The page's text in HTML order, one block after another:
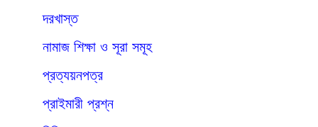
দরখাস্ত
নামাজ শিক্ষা ও সূরা সমূহ
প্রত্যয়নপত্র
প্রাইমারী প্রশ্ন